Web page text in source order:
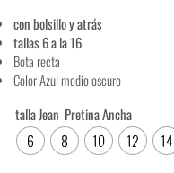
con bolsillo y atrás
tallas 6 a la 16
Bota recta
Color Azul medio oscuro
talla Jean Pretina Ancha
6 8 10 12 14